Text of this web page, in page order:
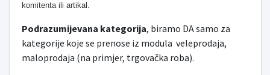
komitenta ili artikal .
Podrazumijevana kategorija, biramo DA samo za
kategorije koje se prenose iz modula veleprodaja,
maloprodaja (na primjer, trgovačka roba).